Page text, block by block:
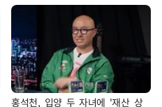
홍석천, 입양 두 자녀에 '재산 상